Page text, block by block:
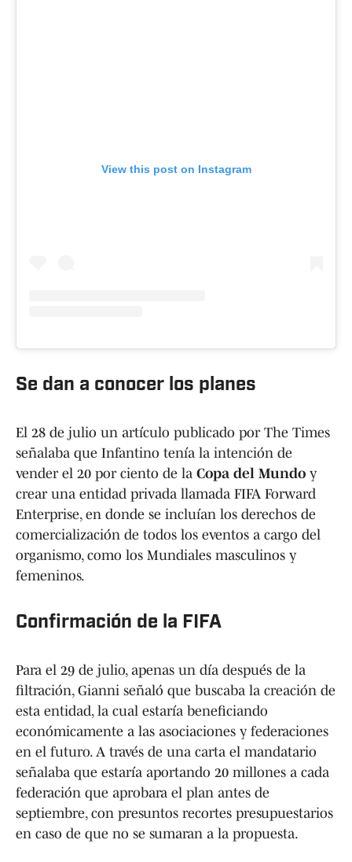
View this post on Instagram
Se dan a conocer los planes
El 28 de julio un artículo publicado por The Times
señalaba que Infantino tenía la intención de
vender el 20 por ciento de la Copa del Mundo y
crear una entidad privada llamada FIFA Forward
Enterprise, en donde se incluían los derechos de
comercialización de todos los eventos a cargo del
organismo, como los Mundiales masculinos y
femeninos.
Confirmación de la FIFA
Para el 29 de julio, apenas un día después de la
filtración, Gianni señaló que buscaba la creación de
esta entidad, la cual estaría beneficiando
económicamente a las asociaciones y federaciones
en el futuro. A través de una carta el mandatario
señalaba que estaría aportando 20 millones a cada
federación que aprobara el plan antes de
septiembre, con presuntos recortes presupuestarios
en caso de que no se sumaran a la propuesta.